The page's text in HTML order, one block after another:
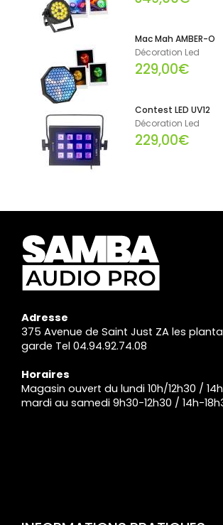
Mac Mah AMBER-O
Décoration Led
229,00€
Contest LED UV12
Décoration Led
229,00€
Adresse
375 Avenue de Saint Just ZA les
garde Tel 04.94.92.74.08
Horaires
Magasin ouvert du lundi 10h/12h30 /
mardi au samedi 9h30-12h30 / 14h-